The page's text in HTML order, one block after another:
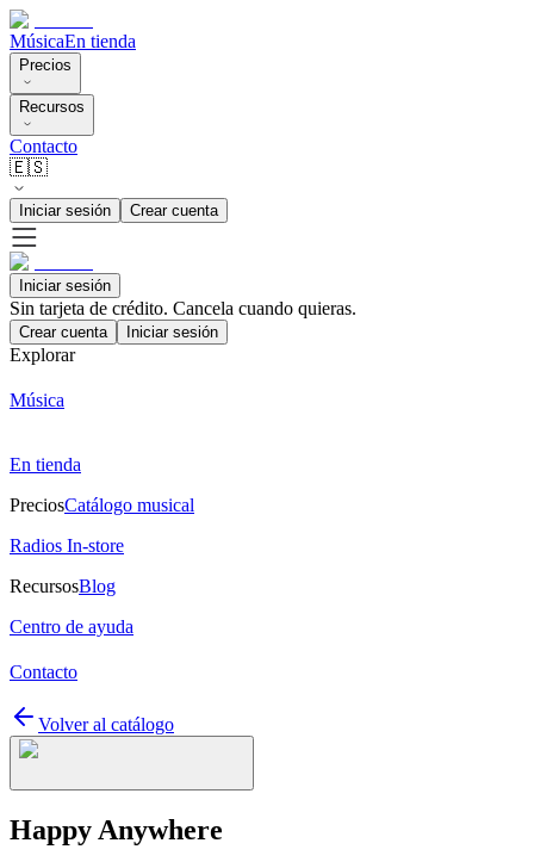
MúsicaEn tienda
Precios
Recursos
Contacto
🇪🇸
Iniciar sesión Crear cuenta
Iniciar sesión
Sin tarjeta de crédito. Cancela cuando quieras.
Crear cuenta Iniciar sesión
Explorar
Música
En tienda
PreciosCatálogo musical
Radios In-store
RecursosBlog
Centro de ayuda
Contacto
Volver al catálogo
Happy Anywhere